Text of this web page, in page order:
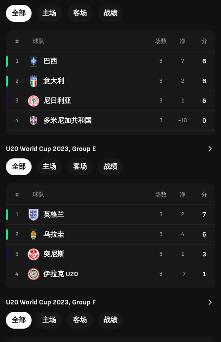
全部 主场 客场 战绩
# 球队
1 巴西
2 意大利
3 尼日利亚
4 多米尼加共和国
场数 净 分
3 7 6
3 2 6
3 1 6
3 -10 0
U20 World Cup 2023, Group E
全部 主场 客场 战绩
# 球队
1 英格兰
2 乌拉圭
3 突尼斯
4 伊拉克 U20
场数 净 分
3 2 7
3 4 6
3 1 3
3 -7 1
U20 World Cup 2023, Group F
全部 主场 客场 战绩